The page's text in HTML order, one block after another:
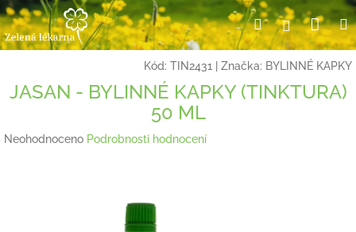
Přejít
na
obsah
HledatPřihlášení
Kód: TIN2431 Značka: BYLINNÉ KAPKY
JASAN - BYLINNÉ KAPKY (TINKTURA)
50 ML
Průměrné
Neohodnoceno Podrobnosti hodnocení